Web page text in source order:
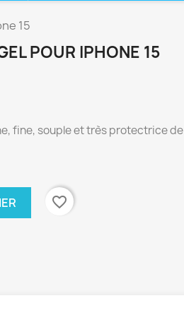
15
POUR IPHONE 15
fine, souple et très protectrice de
favorite_border